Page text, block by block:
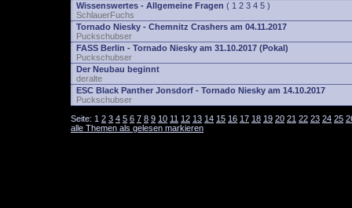
Wissenswertes - Allgemeine Fragen ( 1 2 3 4 5 )
SchlauerFuchs
Tornado Niesky - Chemnitz Crashers am 04.11.2017
Puckschubser
FASS Berlin - Tornado Niesky am 31.10.2017 (Pokal)
Puckschubser
Der Neubau beginnt
deralte
ESC Black Panther Jonsdorf - Tornado Niesky am 14.10.2017
Puckschubser
Seite: 1 2 3 4 5 6 7 8 9 10 11 12 13 14 15 16 17 18 19 20 21 22 23 24 25
alle Themen als gelesen markieren